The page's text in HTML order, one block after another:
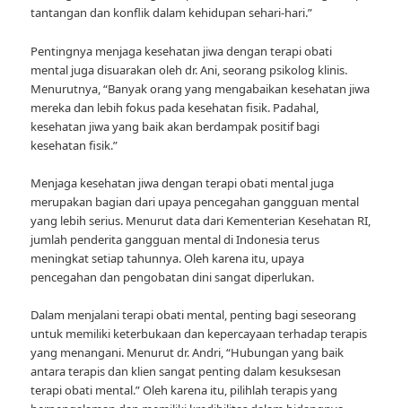
tantangan dan konflik dalam kehidupan sehari-hari.”
Pentingnya menjaga kesehatan jiwa dengan terapi obati
mental juga disuarakan oleh dr. Ani, seorang psikolog klinis.
Menurutnya, “Banyak orang yang mengabaikan kesehatan jiwa
mereka dan lebih fokus pada kesehatan fisik. Padahal,
kesehatan jiwa yang baik akan berdampak positif bagi
kesehatan fisik.”
Menjaga kesehatan jiwa dengan terapi obati mental juga
merupakan bagian dari upaya pencegahan gangguan mental
yang lebih serius. Menurut data dari Kementerian Kesehatan RI,
jumlah penderita gangguan mental di Indonesia terus
meningkat setiap tahunnya. Oleh karena itu, upaya
pencegahan dan pengobatan dini sangat diperlukan.
Dalam menjalani terapi obati mental, penting bagi seseorang
untuk memiliki keterbukaan dan kepercayaan terhadap terapis
yang menangani. Menurut dr. Andri, “Hubungan yang baik
antara terapis dan klien sangat penting dalam kesuksesan
terapi obati mental.” Oleh karena itu, pilihlah terapis yang